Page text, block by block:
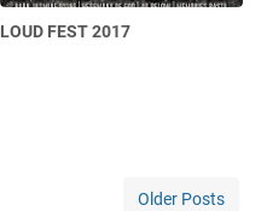
LOUD FEST 2017
Older Posts